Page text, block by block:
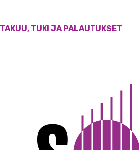
TAKUU, TUKI JA PALAUTUKSET